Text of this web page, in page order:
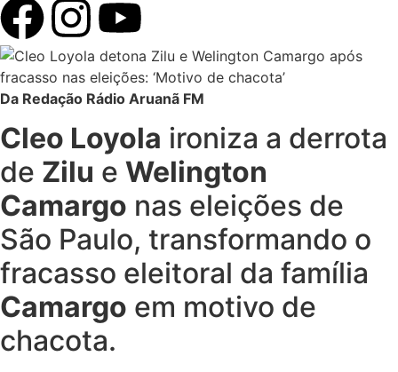
Da Redação Rádio Aruanã FM
Cleo Loyola ironiza a derrota
de Zilu e Welington
Camargo nas eleições de
São Paulo, transformando o
fracasso eleitoral da família
Camargo em motivo de
chacota.